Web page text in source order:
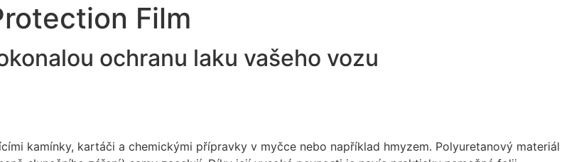
Film
ochranu laku vašeho vozu
kamínky, kartáči a chemickými přípravky v myčce nebo například hmyzem. Polyuretanový materiál